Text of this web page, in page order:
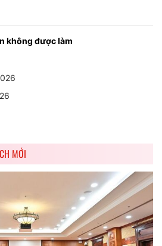
không được làm
MỚI